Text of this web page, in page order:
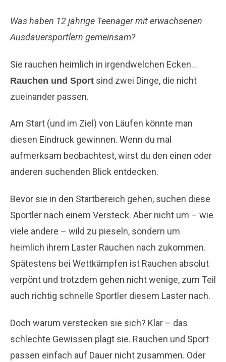
Was haben 12 jährige Teenager mit erwachsenen
Ausdauersportlern gemeinsam?
Sie rauchen heimlich in irgendwelchen Ecken…
Rauchen und Sport sind zwei Dinge, die nicht
zueinander passen.
Am Start (und im Ziel) von Läufen könnte man
diesen Eindruck gewinnen. Wenn du mal
aufmerksam beobachtest, wirst du den einen oder
anderen suchenden Blick entdecken.
Bevor sie in den Startbereich gehen, suchen diese
Sportler nach einem Versteck. Aber nicht um – wie
viele andere – wild zu pieseln, sondern um
heimlich ihrem Laster Rauchen nach zukommen.
Spätestens bei Wettkämpfen ist Rauchen absolut
verpönt und trotzdem gehen nicht wenige, zum Teil
auch richtig schnelle Sportler diesem Laster nach.
Doch warum verstecken sie sich? Klar – das
schlechte Gewissen plagt sie. Rauchen und Sport
passen einfach auf Dauer nicht zusammen. Oder